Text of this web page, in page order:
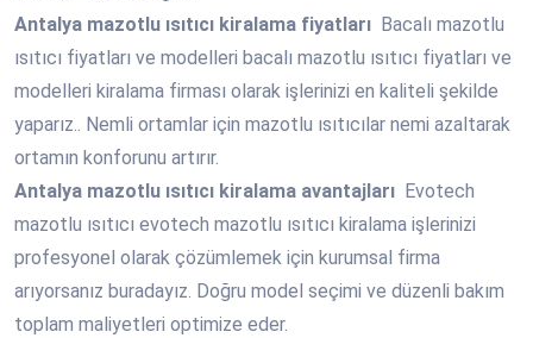
Antalya mazotlu ısıtıcı kiralama fiyatları Bacalı mazotlu
ısıtıcı fiyatları ve modelleri bacalı mazotlu ısıtıcı fiyatları ve
modelleri kiralama firması olarak işlerinizi en kaliteli şekilde
yaparız.. Nemli ortamlar için mazotlu ısıtıcılar nemi azaltarak
ortamın konforunu artırır.
Antalya mazotlu ısıtıcı kiralama avantajları Evotech
mazotlu ısıtıcı evotech mazotlu ısıtıcı kiralama işlerinizi
profesyonel olarak çözümlemek için kurumsal firma
arıyorsanız buradayız. Doğru model seçimi ve düzenli bakım
toplam maliyetleri optimize eder.